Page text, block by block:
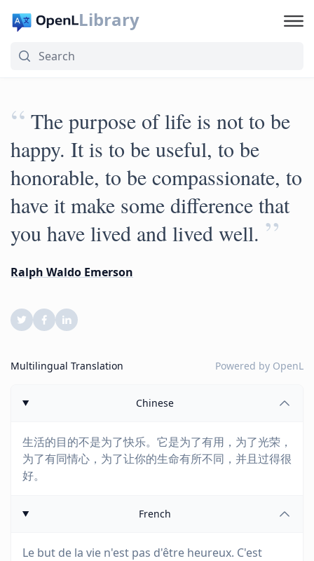
Library
“ The purpose of life is not to be
happy. It is to be useful, to be
honorable, to be compassionate, to
have it make some difference that
you have lived and lived well. ”
Ralph Waldo Emerson
Multilingual Translation Powered by OpenL
Chinese
生活的目的不是为了快乐。它是为了有用，为了光荣，
为了有同情心，为了让你的生命有所不同，并且过得很
好。
French
Le but de la vie n'est pas d'être heureux. C'est